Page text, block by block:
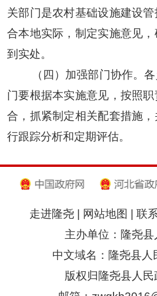
关部门是农村基础设施建设
合本地实际，制定实施意见
到实处。
（四）加强部门协作。
门要根据本实施意见，按照
合，抓紧制定相关配套措施
行跟踪分析和定期评估。
走进隆尧| 网站地图 | 联
主办单位：隆尧
中文域名：隆尧县人
版权归隆尧县人